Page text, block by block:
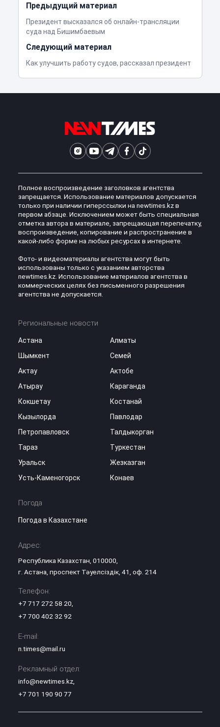
Предыдущий материал
Президент высказался об онлайн-трансляции
суда над Бишимбаевым
Следующий материал
Как улучшить работу судов, рассказал президент
Полное воспроизведение заголовков агентства
запрещается. Использование материалов допускается
только при наличии гиперссылки на newtimes.kz в
первом абзаце. Исключением может быть специальная
отметка автора в материале, запрещающая перепечатку,
воспроизведение, копирование и распространение в
какой-либо форме на любых ресурсах в интернете.
Фото- и видеоматериалы агентства могут быть
использованы только с указанием авторства
newtimes.kz. Использование материалов агентства в
коммерческих целях без письменного разрешения
агентства не допускается.
Региональные новости
Астана
Алматы
Шымкент
Семей
Актау
Актобе
Атырау
Караганда
Кокшетау
Костанай
Кызылорда
Павлодар
Петропавловск
Талдыкорган
Тараз
Туркестан
Уральск
Жезказган
Усть-Каменогорск
Конаев
Погода
Погода в Казахстане
Адрес:
Республика Казахстан, 010000,
г. Астана, проспект Тәуелсіздік, 41, оф. 214
Телефон:
+7 717 272 58 20
+7 700 402 32 92
E-mail:
n.times@mail.ru
Рекламный отдел:
info@newtimes.kz,
+7 701 190 90 77